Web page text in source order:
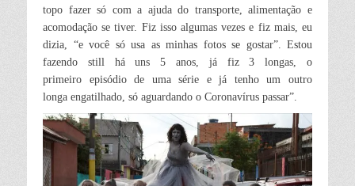
topo fazer só com a ajuda do transporte, alimentação e
acomodação se tiver. Fiz isso algumas vezes e fiz mais, eu
dizia, “e você só usa as minhas fotos se gostar”. Estou
fazendo still há uns 5 anos, já fiz 3 longas, o
primeiro episódio de uma série e já tenho um outro
longa engatilhado, só aguardando o Coronavírus passar”.